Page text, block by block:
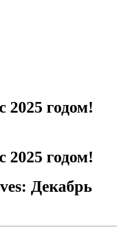
2025 годом!
2025 годом!
Декабрь